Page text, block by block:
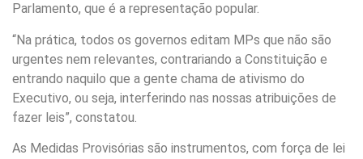
Parlamento, que é a representação popular.
“Na prática, todos os governos editam MPs que não são
urgentes nem relevantes, contrariando a Constituição e
entrando naquilo que a gente chama de ativismo do
Executivo, ou seja, interferindo nas nossas atribuições de
fazer leis”, constatou.
As Medidas Provisórias são instrumentos, com força de lei